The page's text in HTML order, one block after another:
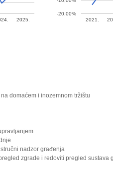
2025. 2021.
-20,00%
domaćem i inozemnom tržištu
nadzor građenja
zgrade i redoviti pregled sustava